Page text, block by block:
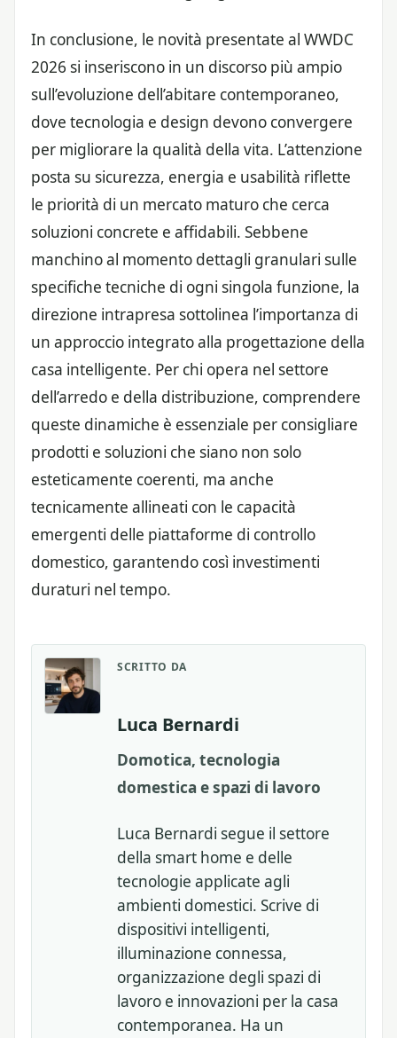
In conclusione, le novità presentate al WWDC
2026 si inseriscono in un discorso più ampio
sull’evoluzione dell’abitare contemporaneo,
dove tecnologia e design devono convergere
per migliorare la qualità della vita. L’attenzione
posta su sicurezza, energia e usabilità riflette
le priorità di un mercato maturo che cerca
soluzioni concrete e affidabili. Sebbene
manchino al momento dettagli granulari sulle
specifiche tecniche di ogni singola funzione, la
direzione intrapresa sottolinea l’importanza di
un approccio integrato alla progettazione della
casa intelligente. Per chi opera nel settore
dell’arredo e della distribuzione, comprendere
queste dinamiche è essenziale per consigliare
prodotti e soluzioni che siano non solo
esteticamente coerenti, ma anche
tecnicamente allineati con le capacità
emergenti delle piattaforme di controllo
domestico, garantendo così investimenti
duraturi nel tempo.
SCRITTO DA
Luca Bernardi
Domotica, tecnologia
domestica e spazi di lavoro
Luca Bernardi segue il settore
della smart home e delle
tecnologie applicate agli
ambienti domestici. Scrive di
dispositivi intelligenti,
illuminazione connessa,
organizzazione degli spazi di
lavoro e innovazioni per la casa
contemporanea. Ha un